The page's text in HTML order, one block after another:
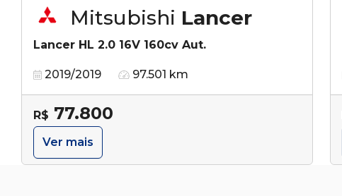
Mitsubishi Lancer
Lancer HL 2.0 16V 160cv Aut.
2019/2019 97.501 km
R$ 77.800
Ver mais